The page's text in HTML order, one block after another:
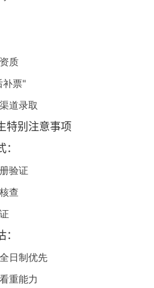
质
补票"
道录取
特别注意事项
验证
查
日制优先
重能力